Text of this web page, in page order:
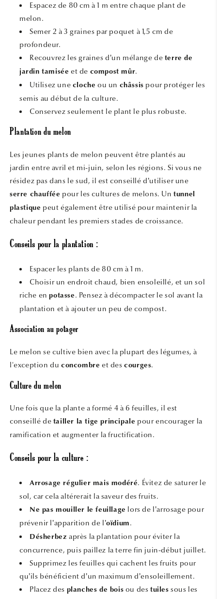
Espacez de 80 cm à 1 m entre chaque plant de
melon.
Semer 2 à 3 graines par poquet à 1,5 cm de
profondeur.
Recouvrez les graines d’un mélange de terre de
jardin tamisée et de compost mûr.
Utilisez une cloche ou un châssis pour protéger les
semis au début de la culture.
Conservez seulement le plant le plus robuste.
Plantation du melon
Les jeunes plants de melon peuvent être plantés au
jardin entre avril et mi-juin, selon les régions. Si vous ne
résidez pas dans le sud, il est conseillé d’utiliser une
serre chauffée pour les cultures de melons. Untunnel
plastique peut également être utilisé pour maintenir la
chaleur pendant les premiers stades de croissance.
Conseils pour la plantation :
Espacer les plants de 80 cm à 1 m.
Choisir un endroit chaud, bien ensoleillé, et un sol
riche enpotasse . Pensez à décompacter le sol avant la
plantation et à ajouter un peu de compost.
Association au potager
Le melon se cultive bien avec la plupart des légumes, à
l'exception du concombre et descourges.
Culture du melon
Une fois que la plante a formé 4 à 6 feuilles, il est
conseillé de tailler la tige principale pour encourager la
ramification et augmenter la fructification.
Conseils pour la culture :
Arrosage régulier mais modéré. Évitez de saturer le
sol, car cela altérerait la saveur des fruits.
Ne pas mouiller le feuillage
lors de l’arrosage pour
prévenir l’apparition de l’oïdium .
Désherbez après la plantation pour éviter la
concurrence, puis paillez la terre fin juin-début juillet.
Supprimez les feuilles qui cachent les fruits pour
qu’ils bénéficient d’un maximum d’ensoleillement.
Placez des planches de bois ou destuiles sous les